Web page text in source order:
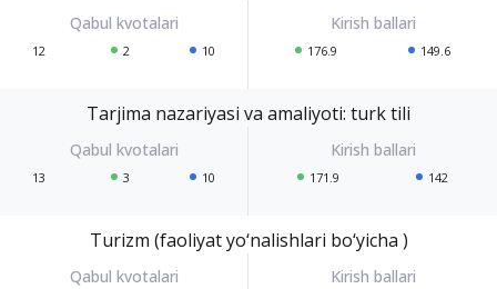
12 2 10 176.9 149.6
Tarjima nazariyasi va amaliyoti: turk tili
13 3 10 171.9 142
Turizm (faoliyat yo‘nalishlari bo‘yicha )